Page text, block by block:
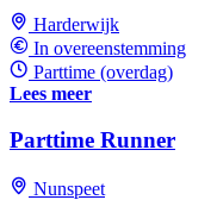
Harderwijk
In overeenstemming
Parttime (overdag)
Lees meer
Parttime Runner
Nunspeet